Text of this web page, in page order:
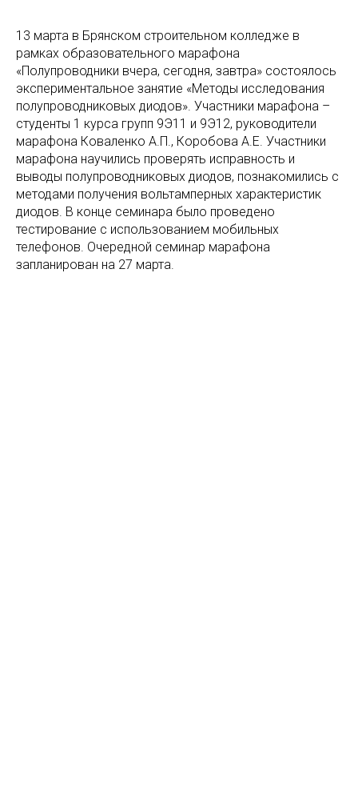
13 марта в Брянском строительном колледже в
рамках образовательного марафона
«Полупроводники вчера, сегодня, завтра» состоялось
экспериментальное занятие «Методы исследования
полупроводниковых диодов». Участники марафона –
студенты 1 курса групп 9Э11 и 9Э12, руководители
марафона Коваленко А.П., Коробова А.Е. Участники
марафона научились проверять исправность и
выводы полупроводниковых диодов, познакомились с
методами получения вольтамперных характеристик
диодов. В конце семинара было проведено
тестирование с использованием мобильных
телефонов. Очередной семинар марафона
запланирован на 27 марта.